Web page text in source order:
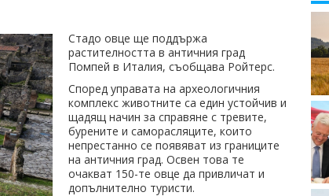
Стадо овце ще поддържа
растителността в античния град
Помпей в Италия, съобщава Ройтерс.
Според управата на археологичния
комплекс животните са един устойчив и
щадящ начин за справяне с тревите,
бурените и саморасляците, които
непрестанно се появяват из границите
на античния град. Освен това те
очакват 150-те овце да привличат и
допълнително туристи.